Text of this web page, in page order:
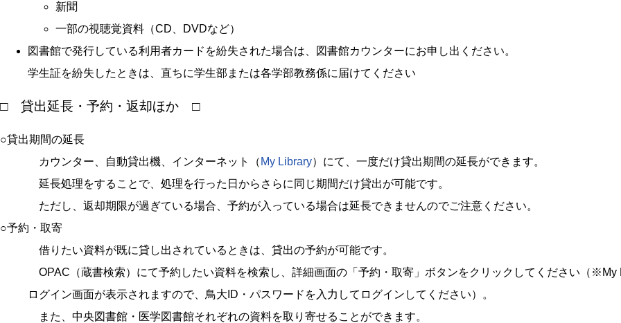
新聞
一部の視聴覚資料（CD、DVDなど）
図書館で発行している利用者カードを紛失された場合は、図書館カウンターにお申し出ください。
学生証を紛失したときは、直ちに学生部または各学部教務係に届けてください
□ 貸出延長・予約・返却ほか □
○貸出期間の延長
カウンター、自動貸出機、インターネット（ My Library）にて、一度だけ貸出期間の延長ができます。
延長処理をすることで、処理を行った日からさらに同じ期間だけ貸出が可能です。
ただし、返却期限が過ぎている場合、予約が入っている場合は延長できませんのでご注意ください。
○予約・取寄
借りたい資料が既に貸し出されているときは、貸出の予約が可能です。
OPAC（蔵書検索）にて予約したい資料を検索し、詳細画面の「予約・取寄」ボタンをクリックしてください（※My
ログイン画面が表示されますので、鳥大ID・パスワードを入力してログインしてください）。
また、中央図書館・医学図書館それぞれの資料を取り寄せることができます。